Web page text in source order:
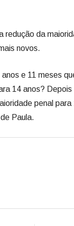
redução da
novos.
e 11 meses
14 anos?
penal
Paula.